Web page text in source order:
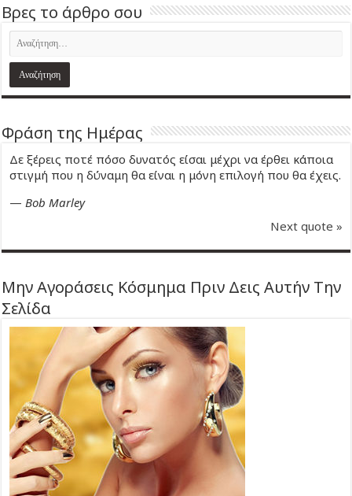
Βρες το άρθρο σου
Φράση της Ημέρας
Δε ξέρεις ποτέ πόσο δυνατός είσαι μέχρι να έρθει κάποια
στιγμή που η δύναμη θα είναι η μόνη επιλογή που θα έχεις.
— Bob Marley
Next quote »
Μην Αγοράσεις Κόσμημα Πριν Δεις Αυτήν Την
Σελίδα